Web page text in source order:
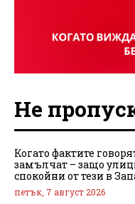
Не
Когато фактите
замълчат – защо
спокойни от тези в
петък, 7 август 2026